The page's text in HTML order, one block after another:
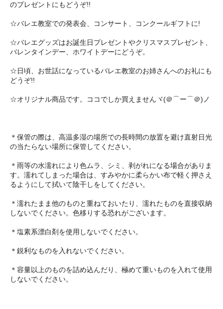
のプレゼントにもどうぞ!!
☆バレエ教室での発表会、コンサート、コンクールギフトに!
☆バレエグッズはお誕生日プレゼントやクリスマスプレゼント、
バレンタインデー、ホワイトデーにどうぞ。
☆日頃、お世話になっているバレエ教室のお姉さんへのお礼にも
どうぞ!!
☆オリジナル商品です。ココでしか買えませんヾ(＠⌒ー⌒＠)ノ
＊保管の際は、高温多湿の場所での長時間の放置を避け直射日光
の当たらない場所に保管してください。
＊雨等の水濡れにより色ムラ、シミ、剥がれになる場合がありま
す。濡れてしまった場合は、すみやかに柔らかい布で軽く押さえ
るようにして拭いて陰干しをしてください。
＊濡れたまま他のものと重ねておいたり、濡れたものを直接収納
しないでください。色移りする恐れがございます。
＊塩素系漂白剤を使用しないでください。
＊鋭利なものを入れないでください。
＊容量以上のものを詰め込んだり、極めて重いものを入れて使用
しないでください。